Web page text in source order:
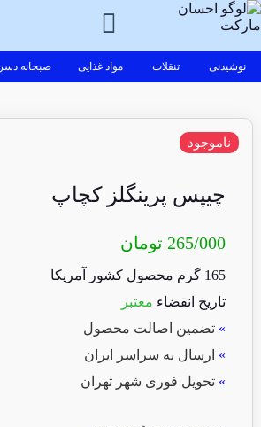
نوشیدنی تنقلات مواد غذایی صبحانه دسر
چیپس پرینگلز کچاپ
265/000 تومان
165 گرم محصول کشور آمریکا
تاریخ انقضاء معتبر
» تضمین اصالت محصول
» ارسال به سراسر ایران
» تحویل فوری شهر تهران
ناموجود